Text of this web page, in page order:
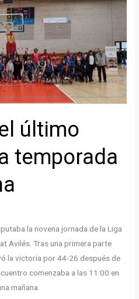
último
temporada
la novena jornada de la Liga
Avilés. Tras una primera parte
la victoria por 44-26 después de
comenzaba a las 11:00 en
mañana